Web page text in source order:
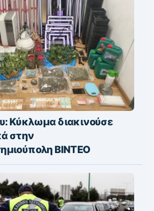
Κύκλωμα διακινούσε
στην
ΒΙΝΤΕΟ